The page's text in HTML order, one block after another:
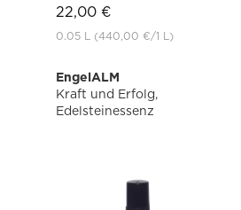
22,00 €
0.05 L (440,00 €/1 L)
EngelALM
Kraft und Erfolg,
Edelsteinessenz